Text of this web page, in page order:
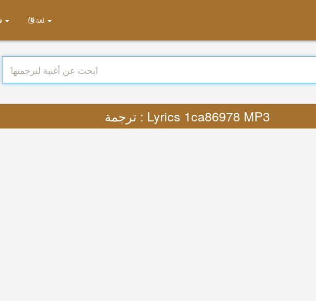
ترجمة : Lyrics 1ca86978 MP3